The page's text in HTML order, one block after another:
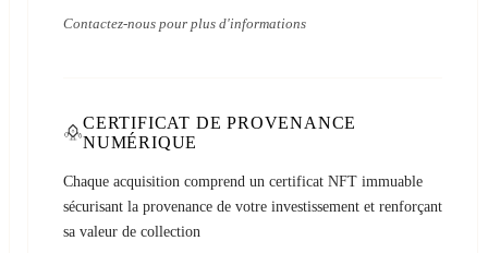
Contactez-nous pour plus d'informations
CERTIFICAT DE PROVENANCE
NUMÉRIQUE
Chaque acquisition comprend un certificat NFT immuable
sécurisant la provenance de votre investissement et renforçant
sa valeur de collection